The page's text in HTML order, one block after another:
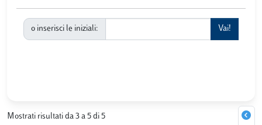
o inserisci le iniziali:
Mostrati risultati da 3 a 5 di 5